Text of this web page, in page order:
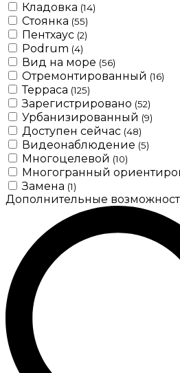
Кладовка (14)
Стоянка (55)
Пентхаус (2)
Podrum (4)
Вид на море (56)
Отремонтированный (16)
Терраса (125)
Зарегистрировано (52)
Урбанизированный (9)
Доступен сейчас (48)
Видеонаблюдение (5)
Многоцелевой (10)
Многогранный
Замена (1)
Дополнительные